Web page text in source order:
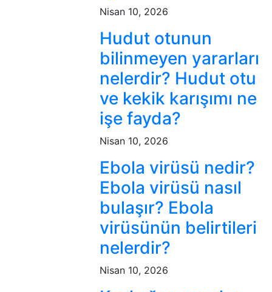
Nisan 10, 2026
Hudut otunun
bilinmeyen yararları
nelerdir? Hudut otu
ve kekik karışımı ne
işe fayda?
Nisan 10, 2026
Ebola virüsü nedir?
Ebola virüsü nasıl
bulaşır? Ebola
virüsünün belirtileri
nelerdir?
Nisan 10, 2026